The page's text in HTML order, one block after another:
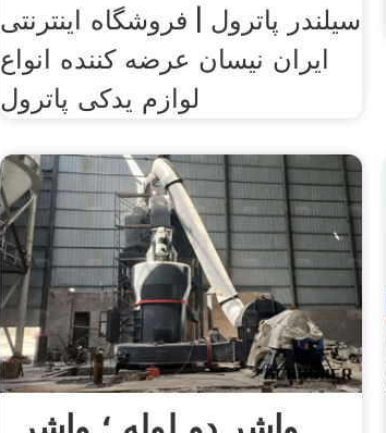
سیلندر پاترول | فروشگاه اینترنتی
ایران نیسان عرضه کننده انواع
لوازم یدکی پاترول